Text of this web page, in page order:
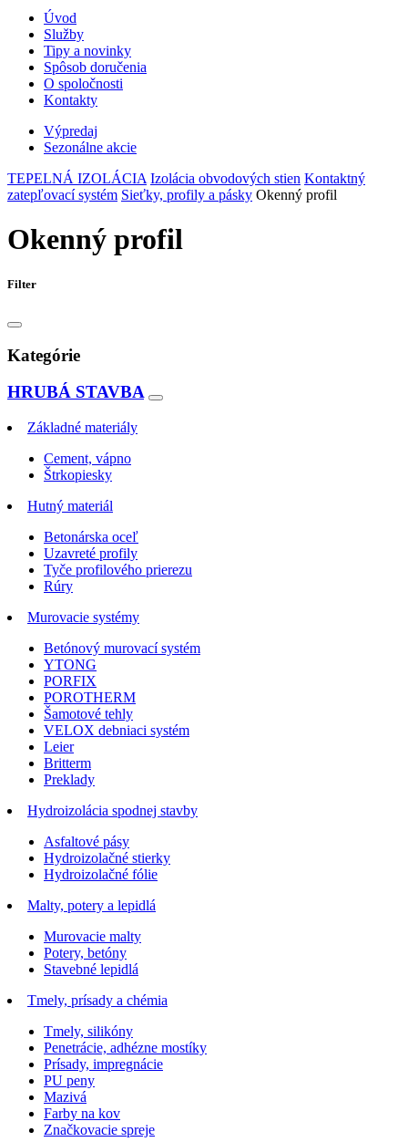
Úvod
Služby
Tipy a novinky
Spôsob doručenia
O spoločnosti
Kontakty
Výpredaj
Sezonálne akcie
TEPELNÁ IZOLÁCIA Izolácia obvodových stien Kontaktný
zatepľovací systém Sieťky, profily a pásky Okenný profil
Okenný profil
Filter
Kategórie
HRUBÁ STAVBA
Základné materiály
Cement, vápno
Štrkopiesky
Hutný materiál
Betonárska oceľ
Uzavreté profily
Tyče profilového prierezu
Rúry
Murovacie systémy
Betónový murovací systém
YTONG
PORFIX
POROTHERM
Šamotové tehly
VELOX debniaci systém
Leier
Britterm
Preklady
Hydroizolácia spodnej stavby
Asfaltové pásy
Hydroizolačné stierky
Hydroizolačné fólie
Malty, potery a lepidlá
Murovacie malty
Potery, betóny
Stavebné lepidlá
Tmely, prísady a chémia
Tmely, silikóny
Penetrácie, adhézne mostíky
Prísady, impregnácie
PU peny
Mazivá
Farby na kov
Značkovacie spreje